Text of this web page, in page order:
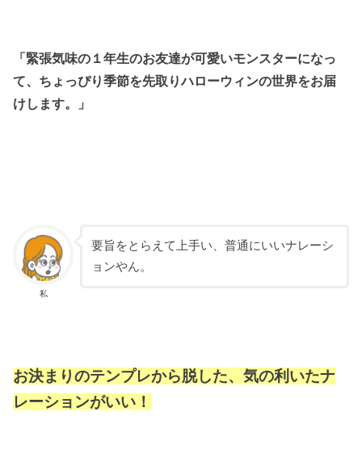
「緊張気味の１年生のお友達が可愛いモンスターになっ
て、ちょっぴり季節を先取りハローウィンの世界をお届
けします。」
私
要旨をとらえて上手い、普通にいいナレーシ
ョンやん。
お決まりのテンプレから脱した、気の利いたナ
レーションがいい！